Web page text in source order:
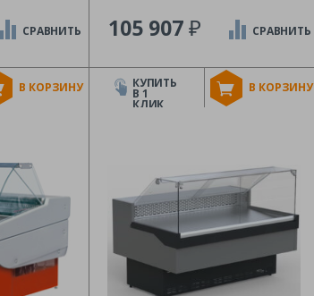
В КОРЗИНУ
СРАВНИТЬ 105 907₽
В КОРЗИНУ
СРАВНИТЬ
КУПИТЬ
В 1
КЛИК